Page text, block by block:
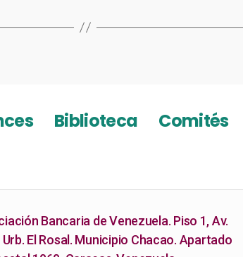
Biblioteca Comités
Bancaria de Venezuela. Piso 1, Av.
El Rosal. Municipio Chacao. Apartado